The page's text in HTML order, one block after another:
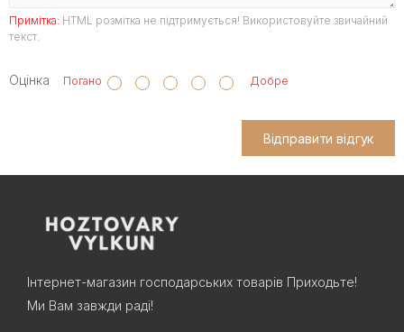
Примітка: HTML розмітка не підтримується! Використовуйте звичайний
текст.
Оцінка Погано Добре
Відправити відгук
Інтернет-магазин господарських товарів Приходьте!
Ми Вам завжди раді!